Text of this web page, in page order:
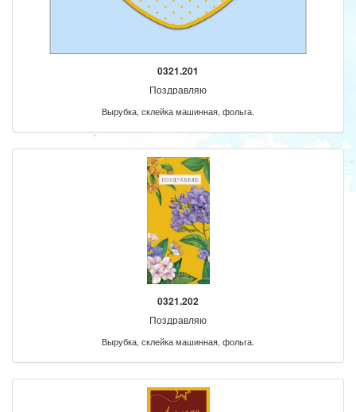
0321.201
Поздравляю
Вырубка, склейка машинная, фольга.
0321.202
Поздравляю
Вырубка, склейка машинная, фольга.